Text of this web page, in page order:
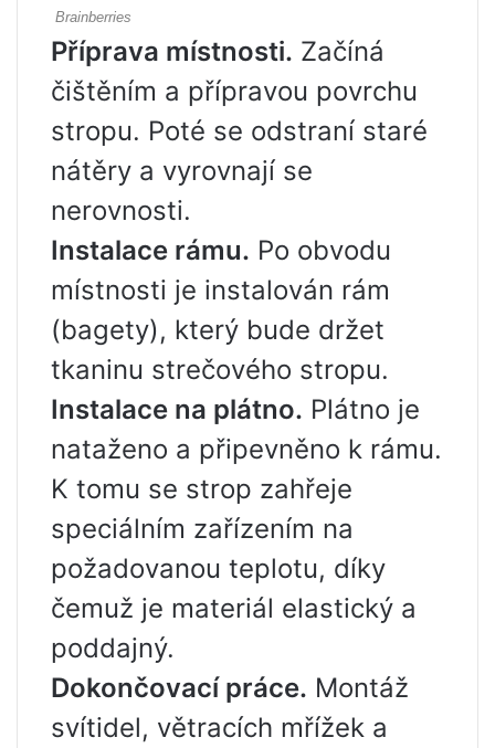
Příprava místnosti. Začíná
čištěním a přípravou povrchu
stropu. Poté se odstraní staré
nátěry a vyrovnají se
nerovnosti.
Instalace rámu. Po obvodu
místnosti je instalován rám
(bagety), který bude držet
tkaninu strečového stropu.
Instalace na plátno. Plátno je
nataženo a připevněno k rámu.
K tomu se strop zahřeje
speciálním zařízením na
požadovanou teplotu, díky
čemuž je materiál elastický a
poddajný.
Dokončovací práce. Montáž
svítidel, větracích mřížek a